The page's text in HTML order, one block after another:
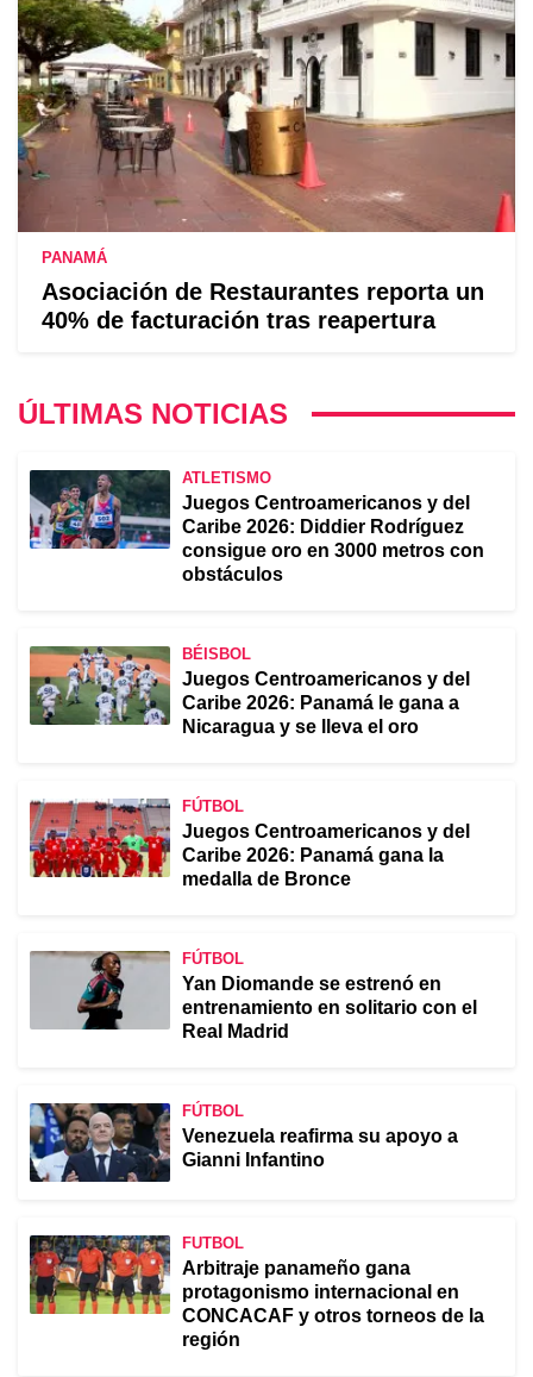
PANAMÁ
Asociación de Restaurantes reporta un
40% de facturación tras reapertura
ÚLTIMAS NOTICIAS
ATLETISMO
Juegos Centroamericanos y del
Caribe 2026: Diddier Rodríguez
consigue oro en 3000 metros con
obstáculos
BÉISBOL
Juegos Centroamericanos y del
Caribe 2026: Panamá le gana a
Nicaragua y se lleva el oro
FÚTBOL
Juegos Centroamericanos y del
Caribe 2026: Panamá gana la
medalla de Bronce
FÚTBOL
Yan Diomande se estrenó en
entrenamiento en solitario con el
Real Madrid
FÚTBOL
Venezuela reafirma su apoyo a
Gianni Infantino
FUTBOL
Arbitraje panameño gana
protagonismo internacional en
CONCACAF y otros torneos de la
región